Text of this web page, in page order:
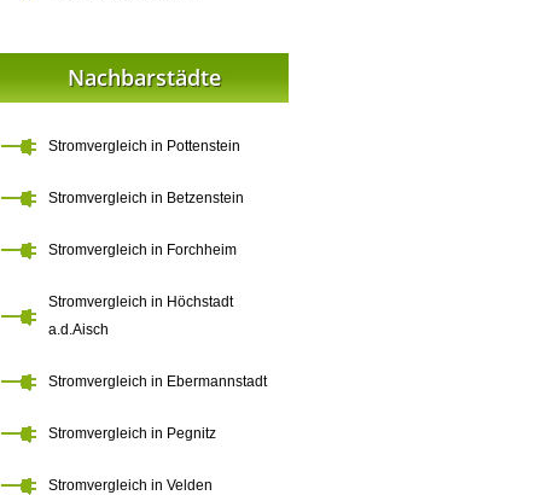
Nachbarstädte
Stromvergleich in Pottenstein
Stromvergleich in Betzenstein
Stromvergleich in Forchheim
Stromvergleich in Höchstadt
a.d.Aisch
Stromvergleich in Ebermannstadt
Stromvergleich in Pegnitz
Stromvergleich in Velden